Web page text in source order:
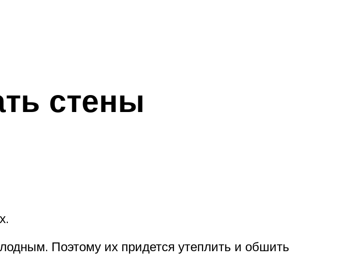
стены
Поэтому их придется утеплить и обшить